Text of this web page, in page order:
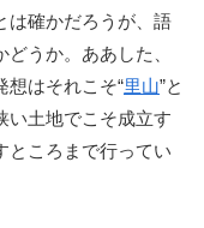
は確かだろうが、語
うか。ああした、
想はそれこそ“里山”と
い土地でこそ成立す
ところまで行ってい